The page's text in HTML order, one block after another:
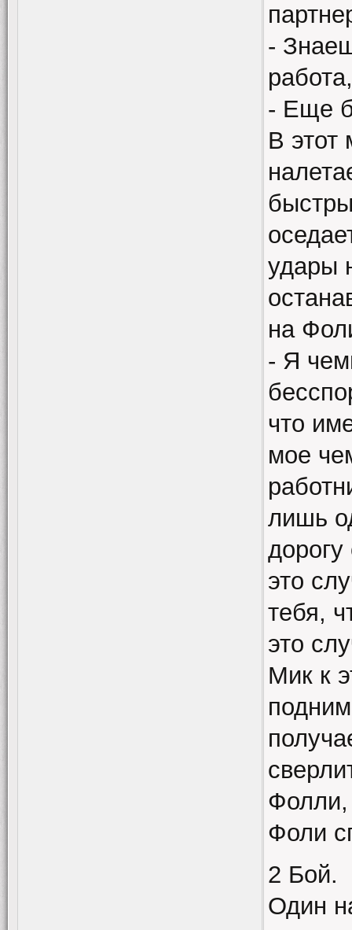
-
- Еще
В этот
удары
на
- Я
что
мое
лишь
это
тебя,
это
Мик к
Фолли,
Фоли
2 Бой.
Один